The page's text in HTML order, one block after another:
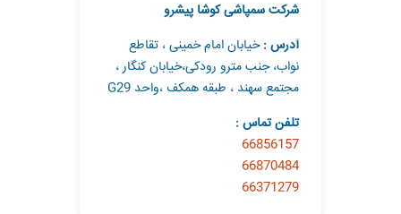
شرکت سمپاشی کوشا پیشرو
آدرس :خیابان امام خمینی ، تقاطع
نواب، جنب مترو رودکی،خیابان کنگار ،
مجتمع سهند ، طبقه همکف ،واحد G29
تلفن تماس :
66856157
66870484
66371279